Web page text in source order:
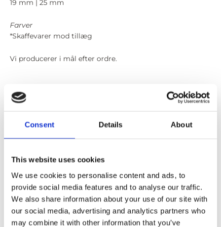
Consent Details About
This website uses cookies
We use cookies to personalise content and ads, to
provide social media features and to analyse our traffic.
We also share information about your use of our site with
our social media, advertising and analytics partners who
may combine it with other information that you’ve
19 mm | 25 mm
Farver
*Skaffevarer mod tillæg
Vi producerer i mål efter ordre.
Downloads
Rengøringsvejledning (EGGER)
Teknisk datablad (EGGER)
Designs